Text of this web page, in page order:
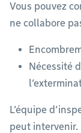
Vous pouvez
ne collabore
Nécessité
L’équipe
peut intervenir.